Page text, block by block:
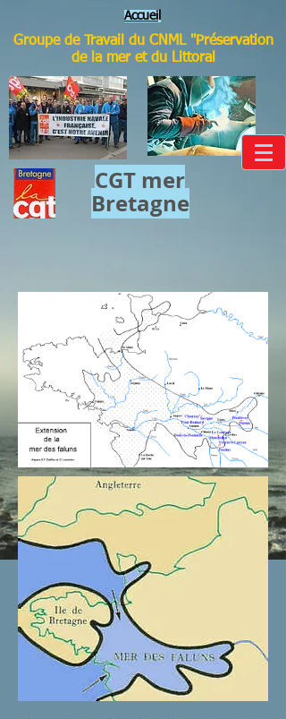
Accuei
Groupe de Travail du CNML "Préservation
de la mer et du Littoral
CGT mer​
Bretagne